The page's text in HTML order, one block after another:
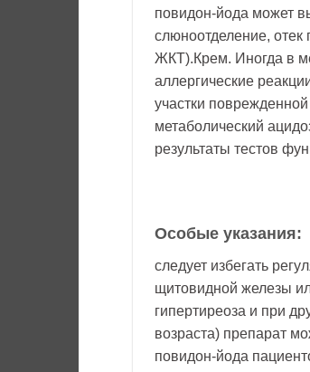
повидон-йода может
слюноотделение, отек
ЖКТ).Крем. Иногда в
аллергические
участки
метаболический
результаты тестов
Особые указания:
следует избегать
щитовидной железы
гипертиреоза и при
возраста) препарат
повидон-йода